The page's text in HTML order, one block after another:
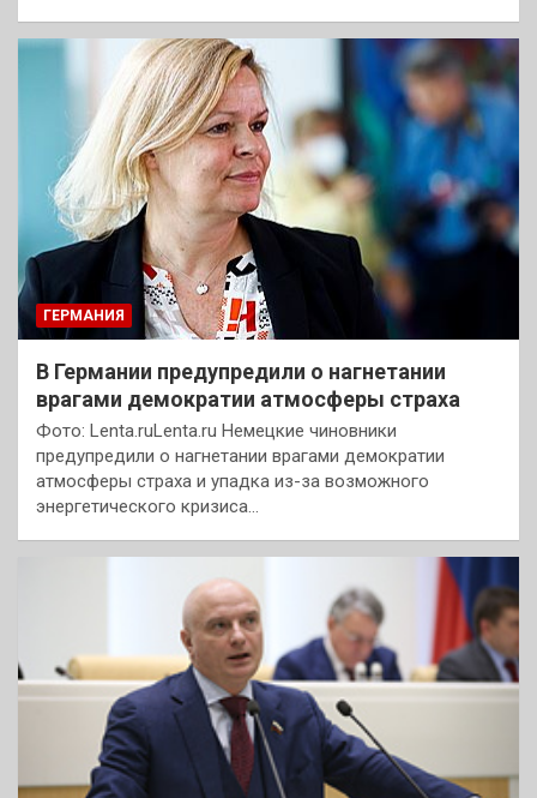
ГЕРМАНИЯ
В Германии предупредили о нагнетании
врагами демократии атмосферы страха
Фото: Lenta.ruLenta.ru Немецкие чиновники
предупредили о нагнетании врагами демократии
атмосферы страха и упадка из-за возможного
энергетического кризиса…